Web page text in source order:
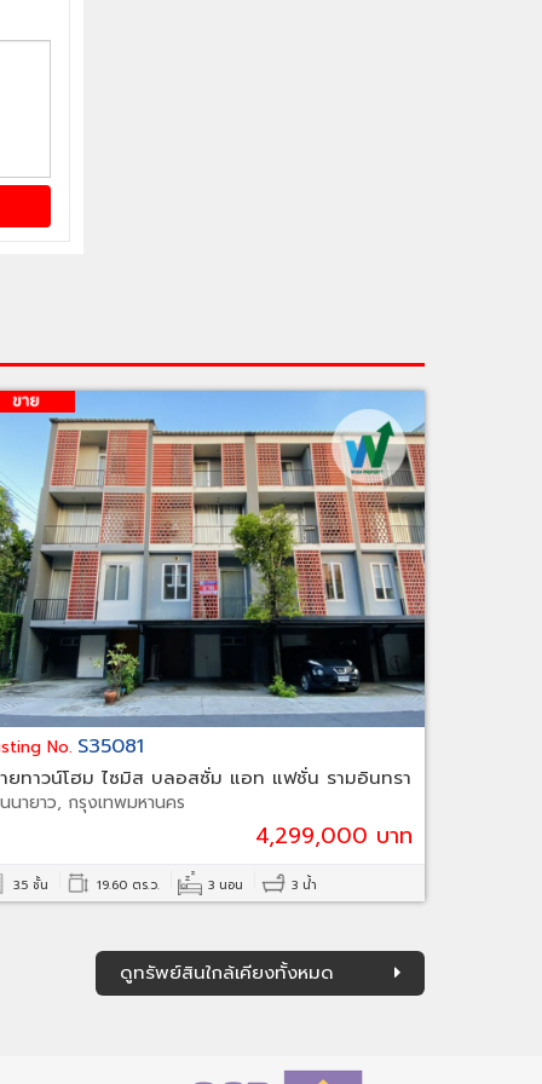
No. S35081
ยทาวน์โฮม ไซมิส บลอสซั่ม แอท แฟชั่น รามอินทรา
นายาว, กรุงเทพมหานคร
4,299,000 บาท
3.5 ชั้น 19.60 ตร.ว. 3 นอน 3 น้ำ
ดูทรัพย์สินใกล้เคียงทั้งหมด